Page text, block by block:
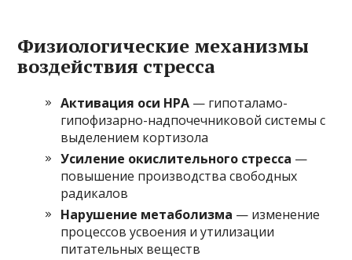
Физиологические механизмы
воздействия стресса
Активация оси HPA — гипоталамо-
гипофизарно-надпочечниковой системы с
выделением кортизола
Усиление окислительного стресса —
повышение производства свободных
радикалов
Нарушение метаболизма — изменение
процессов усвоения и утилизации
питательных веществ